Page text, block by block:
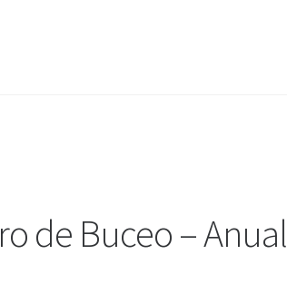
de Buceo – Anual